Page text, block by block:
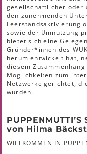
gesellschaftlicher oder
den zunehmenden
Leerstandsaktivierung
sowie der Umnutzung
bietet sich eine
Gründer*innen des
herum entwickelt hat,
diesem
Möglichkeiten zum
Netzwerke gerichtet,
wurden.
PUPPENMUTTI’S
von Hilma
WILLKOMMEN IN